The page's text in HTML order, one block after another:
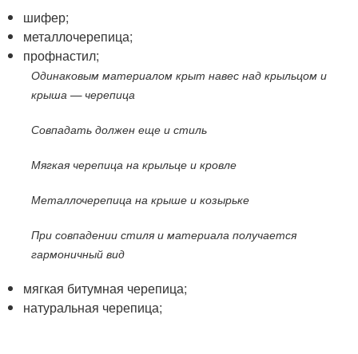
шифер;
металлочерепица;
профнастил;
Одинаковым материалом крыт навес над крыльцом и
крыша — черепица
Совпадать должен еще и стиль
Мягкая черепица на крыльце и кровле
Металлочерепица на крыше и козырьке
При совпадении стиля и материала получается
гармоничный вид
мягкая битумная черепица;
натуральная черепица;